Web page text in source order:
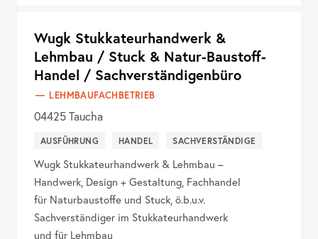
Wugk Stukkateurhandwerk &
Lehmbau / Stuck & Natur-Baustoff-
Handel / Sachverständigenbüro
LEHMBAUFACHBETRIEB
04425Taucha
AUSFÜHRUNG HANDEL SACHVERSTÄNDIGE
Wugk Stukkateurhandwerk & Lehmbau –
Handwerk, Design + Gestaltung, Fachhandel
für Naturbaustoffe und Stuck, ö.b.u.v.
Sachverständiger im Stukkateurhandwerk
und für Lehmbau